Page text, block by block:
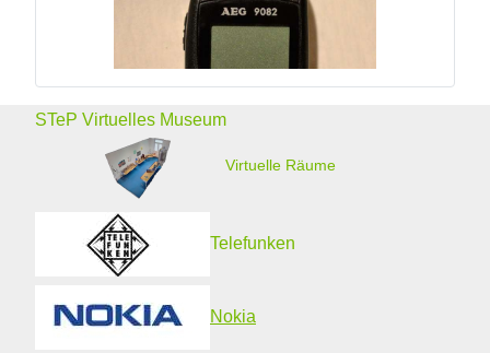
STeP Virtuelles Museum
Virtuelle Räume
Telefunken
Nokia